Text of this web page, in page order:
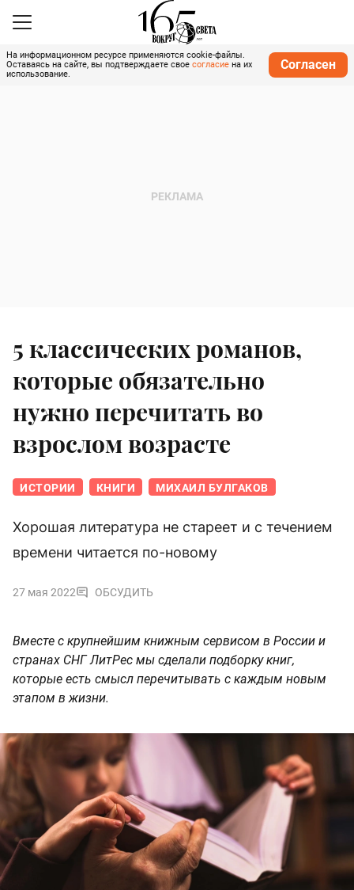
На информационном ресурсе применяются cookie-файлы.
Оставаясь на сайте, вы подтверждаете свое согласие на их
использование.
Согласен
5 классических романов,
которые обязательно
нужно перечитать во
взрослом возрасте
ИСТОРИИ КНИГИ МИХАИЛ БУЛГАКОВ
Хорошая литература не стареет и с течением
времени читается по-новому
27 мая 2022 ОБСУДИТЬ
Вместе с крупнейшим книжным сервисом в России и
странах СНГ ЛитРес мы сделали подборку книг,
которые есть смысл перечитывать с каждым новым
этапом в жизни.